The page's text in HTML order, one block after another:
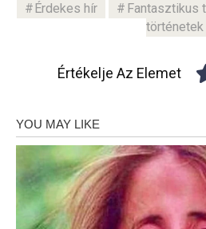
Érdekes hír Fantasztikus
történetek
Értékelje Az Elemet